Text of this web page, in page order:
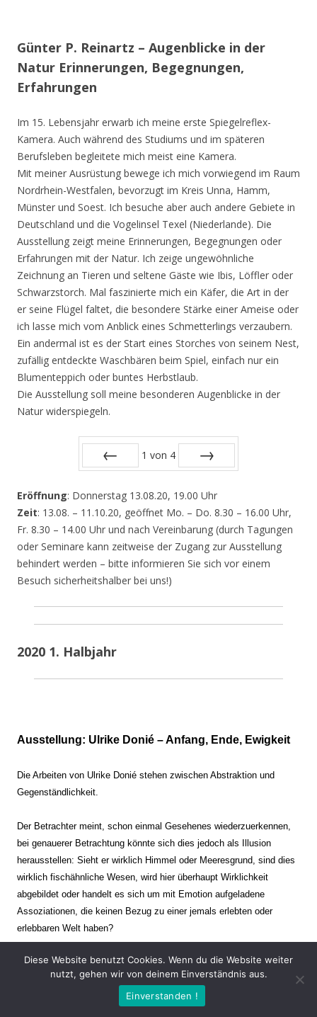
Günter P. Reinartz – Augenblicke in der
Natur Erinnerungen, Begegnungen,
Erfahrungen
Im 15. Lebensjahr erwarb ich meine erste Spiegelreflex-
Kamera. Auch während des Studiums und im späteren
Berufsleben begleitete mich meist eine Kamera.
Mit meiner Ausrüstung bewege ich mich vorwiegend im Raum
Nordrhein-Westfalen, bevorzugt im Kreis Unna, Hamm,
Münster und Soest. Ich besuche aber auch andere Gebiete in
Deutschland und die Vogelinsel Texel (Niederlande). Die
Ausstellung zeigt meine Erinnerungen, Begegnungen oder
Erfahrungen mit der Natur. Ich zeige ungewöhnliche
Zeichnung an Tieren und seltene Gäste wie Ibis, Löffler oder
Schwarzstorch. Mal faszinierte mich ein Käfer, die Art in der
er seine Flügel faltet, die besondere Stärke einer Ameise oder
ich lasse mich vom Anblick eines Schmetterlings verzaubern.
Ein andermal ist es der Start eines Storches von seinem Nest,
zufällig entdeckte Waschbären beim Spiel, einfach nur ein
Blumenteppich oder buntes Herbstlaub.
Die Ausstellung soll meine besonderen Augenblicke in der
Natur widerspiegeln.
1 von 4
Eröffnung: Donnerstag 13.08.20, 19.00 Uhr
Zeit: 13.08. – 11.10.20, geöffnet Mo. – Do. 8.30 – 16.00 Uhr,
Fr. 8.30 – 14.00 Uhr und nach Vereinbarung (durch Tagungen
oder Seminare kann zeitweise der Zugang zur Ausstellung
behindert werden – bitte informieren Sie sich vor einem
Besuch sicherheitshalber bei uns!)
2020 1. Halbjahr
Ausstellung: Ulrike Donié – Anfang, Ende, Ewigkeit
Die Arbeiten von Ulrike Donié stehen zwischen Abstraktion und
Gegenständlichkeit.
Der Betrachter meint, schon einmal Gesehenes wiederzuerkennen,
bei genauerer Betrachtung könnte sich dies jedoch als Illusion
herausstellen: Sieht er wirklich Himmel oder Meeresgrund, sind dies
wirklich fischähnliche Wesen, wird hier überhaupt Wirklichkeit
abgebildet oder handelt es sich um mit Emotion aufgeladene
Assoziationen, die keinen Bezug zu einer jemals erlebten oder
erlebbaren Welt haben?
Verharren und Dynamik stehen sich dabei gegenüber. Zeit steht still
oder verrinnt im Nu. Es soll dabei eine Spannung, auch farblich, bis
zur Schmerzgrenze erzeugt werden. Die Arbeiten stellen ambivalente
Diese Website benutzt Cookies. Wenn du die Website weiter
nutzt, gehen wir von deinem Einverständnis aus.
Einverstanden !